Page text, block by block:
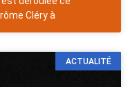
Cléry à
ACTUALITÉ